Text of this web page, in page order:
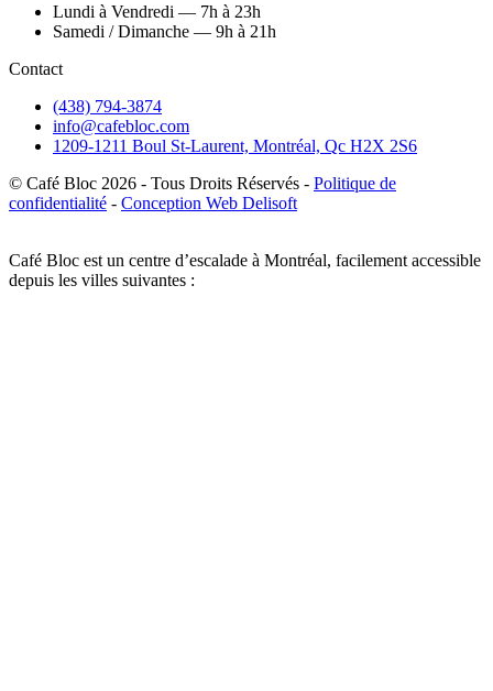
Lundi à Vendredi — 7h à 23h
Samedi / Dimanche — 9h à 21h
Contact
(438) 794-3874
info@cafebloc.com
1209-1211 Boul St-Laurent, Montréal, Qc H2X 2S6
© Café Bloc 2026 - Tous Droits Réservés - Politique de
confidentialité - Conception Web Delisoft
Café Bloc est un centre d’escalade à Montréal, facilement accessible
depuis les villes suivantes :